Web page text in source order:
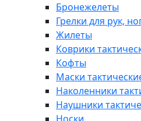
Бронежелеты
Грелки для рук,
Жилеты
Коврики
Кофты
Маски
Наколенники
Наушники